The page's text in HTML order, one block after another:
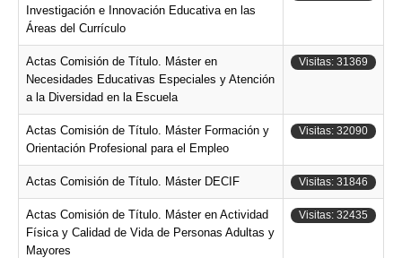
Investigación e Innovación Educativa en las
Áreas del Currículo
Actas Comisión de Título. Máster en
Necesidades Educativas Especiales y Atención
a la Diversidad en la Escuela
Visitas: 31369
Actas Comisión de Título. Máster Formación y
Orientación Profesional para el Empleo
Visitas: 32090
Actas Comisión de Título. Máster DECIF Visitas: 31846
Actas Comisión de Título. Máster en Actividad
Física y Calidad de Vida de Personas Adultas y
Mayores
Visitas: 32435